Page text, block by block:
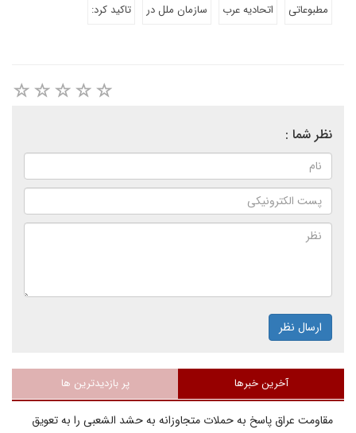
مطبوعاتی
اتحادیه عرب سازمان ملل در تاکید کرد:
نظر شما :
ارسال نظر
آخرین خبرها پر بازدیدترین ها
مقاومت عراق پاسخ به حملات متجاوزانه به حشد الشعبی را به تعویق